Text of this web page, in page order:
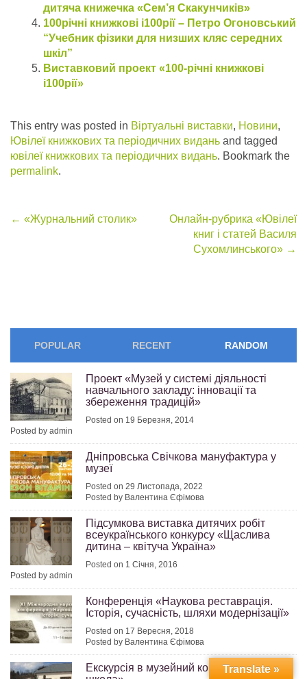
дитяча книжечка «Сем’я Скакунчиків»
100річні книжкові і100рії – Петро Огоновський
“Учебник фізики для низших кляс середних
шкіл”
Виставковий проект «100-річні книжкові
і100рії»
This entry was posted in Віртуальні виставки, Новини,
Ювілеї книжкових та періодичних видань and tagged
ювілеї книжкових та періодичних видань. Bookmark the
permalink.
Post
← «Журнальний столик»
Онлайн-рубрика «Ювілеї
книг і статей Василя
Сухомлинського» →
POPULAR RECENT RANDOM
Проект «Музей у системі діяльності
навчального закладу: інновації та
збереження традицій»
Posted on 19 Березня, 2014
Posted by admin
Дніпровська Свічкова мануфактура у
музеї
Posted on 29 Листопада, 2022
Posted by Валентина Єфімова
Підсумкова виставка дитячих робіт
всеукраїнського конкурсу «Щаслива
дитина – квітуча Україна»
Posted on 1 Січня, 2016
Posted by admin
Конференція «Наукова реставрація.
Історія, сучасність, шляхи модернізації»
Posted on 17 Вересня, 2018
Posted by Валентина Єфімова
Екскурсія в музейний комплекс «Стара
Translate »